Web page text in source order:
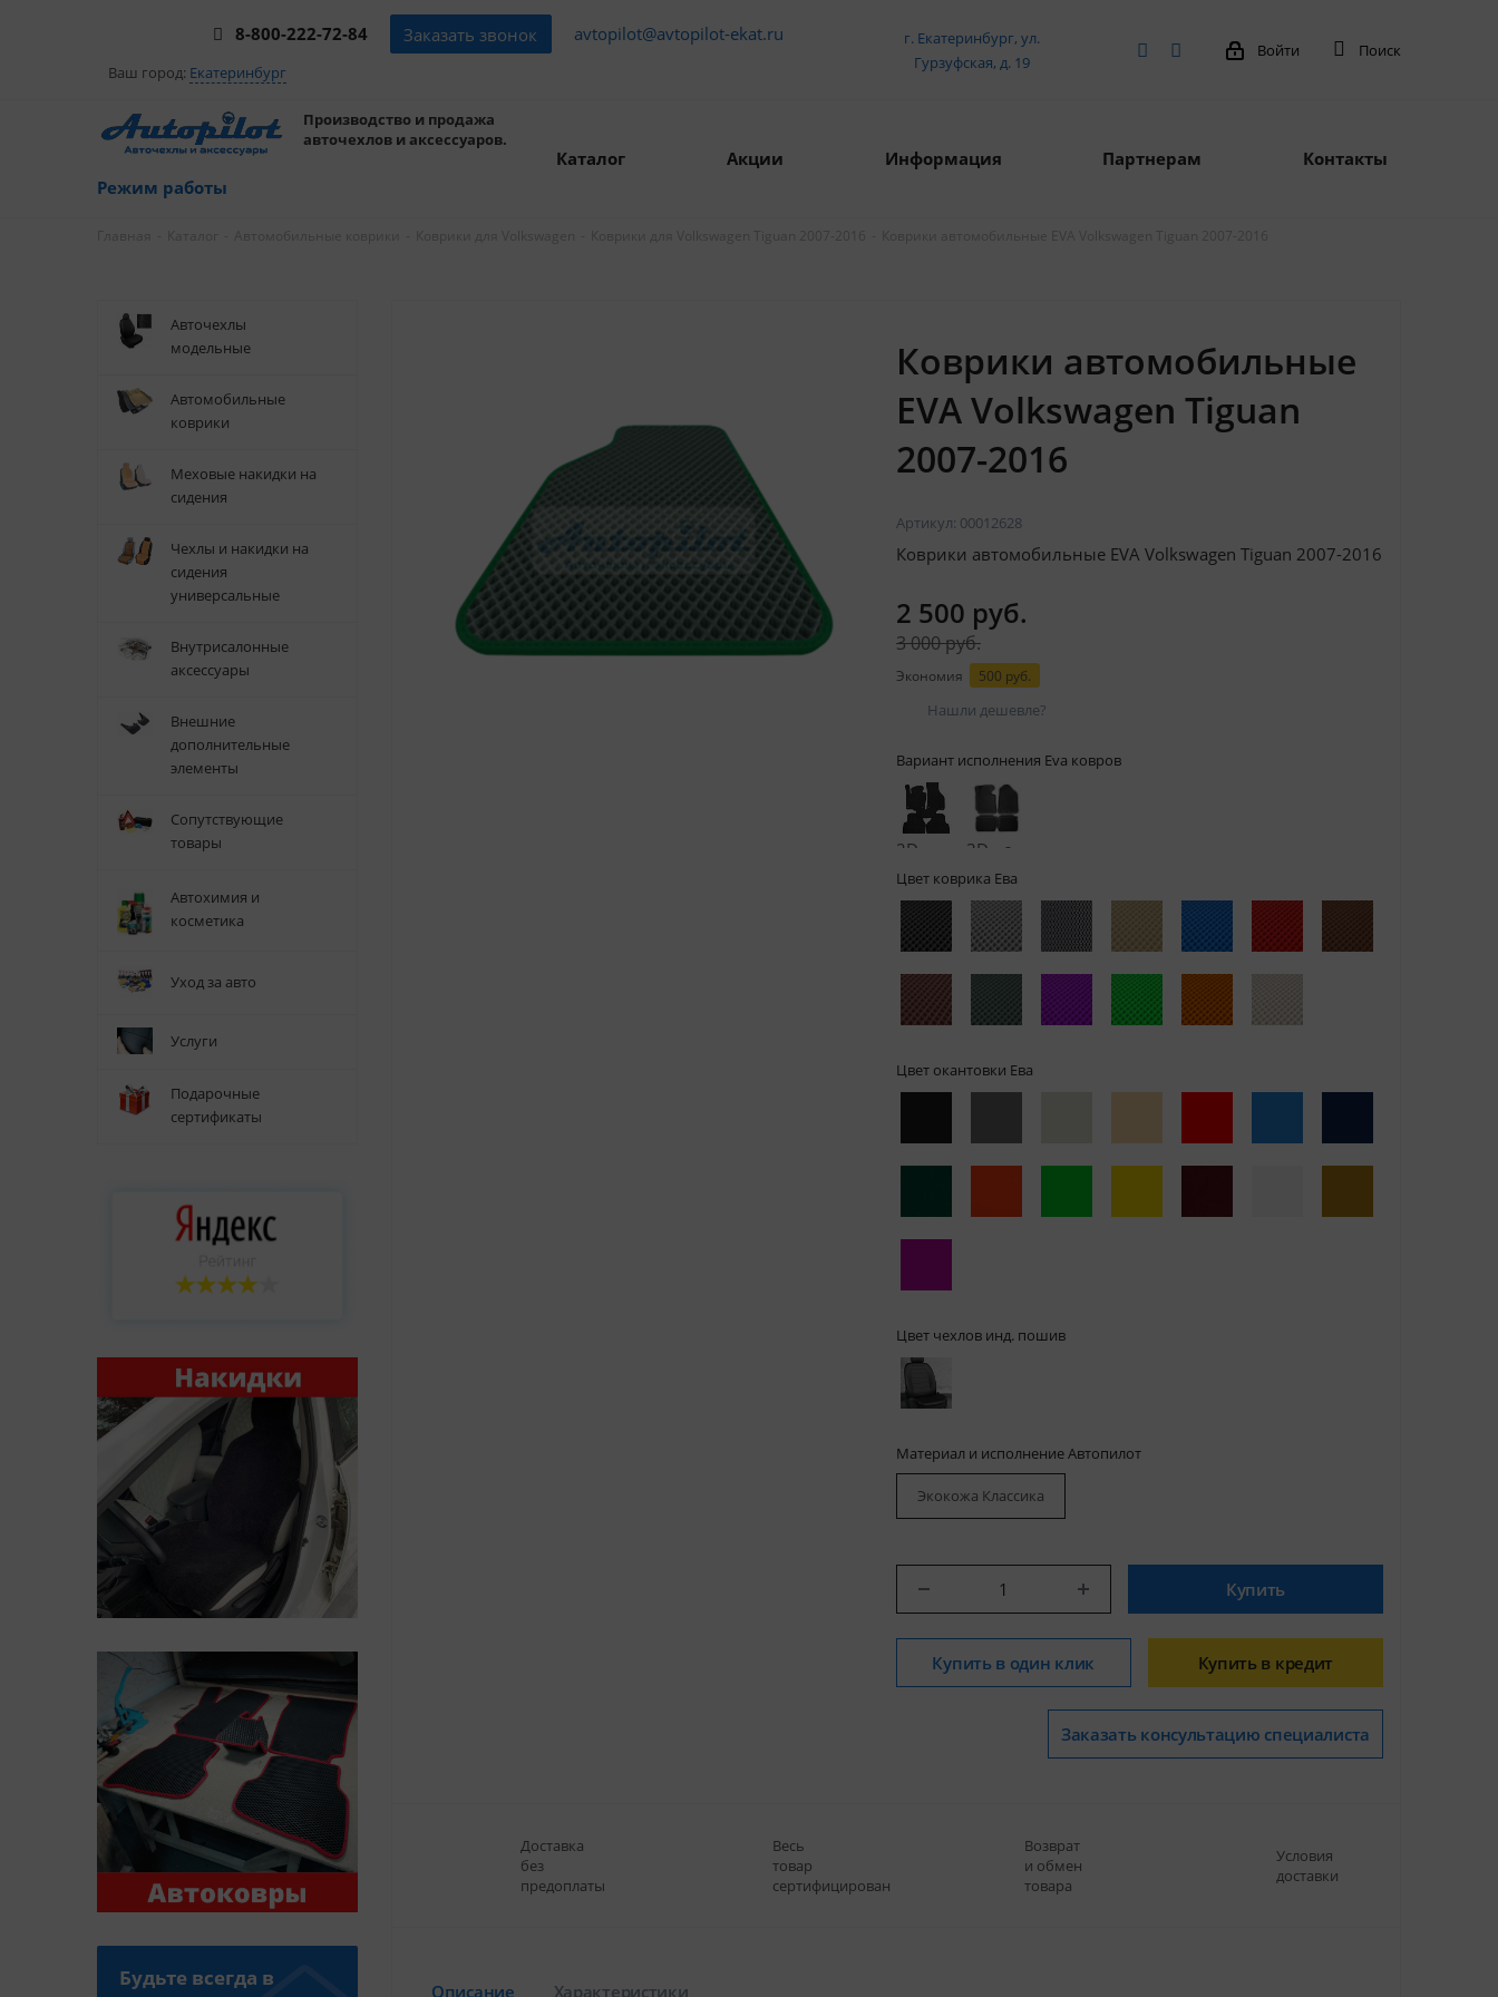
8-800-222-72-84 Заказать звонок avtopilot@avtopilot-ekat.ru
Ваш город: Екатеринбург
г. Екатеринбург, ул.
Гурзуфская, д. 19
Войти Поиск
Производство и продажа
авточехлов и аксессуаров.
Режим работы
Каталог Акции Информация Партнерам Контакты
Авточехлы
модельные
Автомобильные
коврики
Меховые накидки на
сидения
Чехлы и накидки на
сидения
универсальные
Внутрисалонные
аксессуары
Внешние
дополнительные
элементы
Сопутствующие
товары
Автохимия и
косметика
Уход за авто
Услуги
Подарочные
сертификаты
Будьте всегда в
Коврики автомобильные
EVA Volkswagen Tiguan
2007-2016
Артикул: 00012628
Коврики автомобильные EVA Volkswagen Tiguan 2007-2016
2 500 руб.
3 000 руб.
Экономия 500 руб.
Нашли дешевле?
Вариант исполнения Eva ковров
2D -
без
бортов
3D - с
бортами
Цвет коврика Ева
Цвет окантовки Ева
Цвет чехлов инд. пошив
Материал и исполнение Автопилот
Экокожа Классика
Купить
Купить в один клик Купить в кредит
Заказать консультацию специалиста
Доставка
без
предоплаты
Весь
товар
сертифицирован
Возврат
и обмен
товара
Условия
доставки
Описание Характеристики